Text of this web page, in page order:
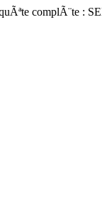
complÃ¨te :